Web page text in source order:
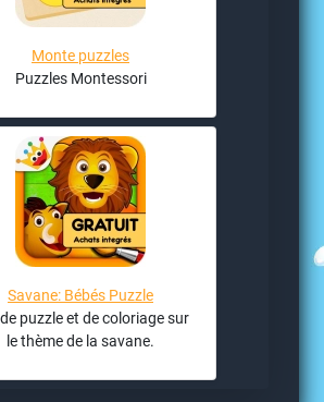
Monte puzzles
Puzzles Montessori
Savane: Bébés Puzzle
puzzle et de coloriage sur
le thème de la savane.